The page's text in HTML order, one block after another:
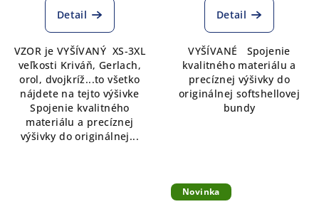
Detail
VZOR je VYŠÍVANÝ XS-3XL
veľkosti Kriváň, Gerlach,
orol, dvojkríž...to všetko
nájdete na tejto výšivke
Spojenie kvalitného
materiálu a precíznej
výšivky do originálnej...
Detail
VYŠÍVANÉ Spojenie
kvalitného materiálu a
precíznej výšivky do
originálnej softshellovej
bundy
Novinka